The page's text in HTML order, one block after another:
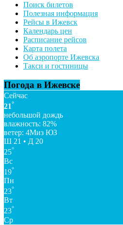
Поиск билетов
Полезная информация
Рейсы в Ижевск
Календарь цен
Расписание рейсов
Карта полета
Об аэропорте Ижевска
Такси и гостиницы
Погода в Ижевске
Сейчас
21°
небольшой дождь
влажность: 82%
ветер: 4Миз ЮЗ
Ш 21 • Д 20
25°
Вс
19°
Пн
23°
Вт
23°
Ср